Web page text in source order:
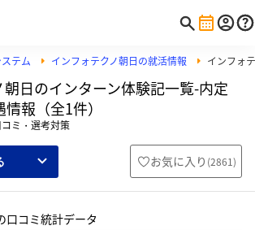
テム インフォテクノ朝日の就活情報 インフォ
日のインターン体験記一覧-内定
報（全1件）
ミ・選考対策
お気に入り (2861)
口コミ統計データ